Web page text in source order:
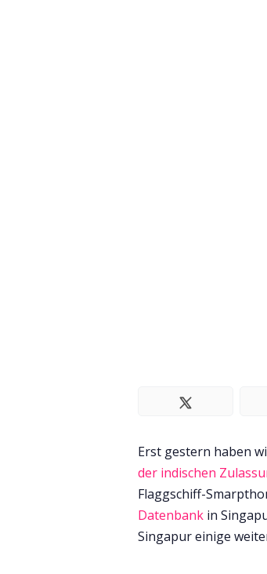
Erst gestern haben
der indischen
Flaggschiff-
Datenbank in
Singapur einige